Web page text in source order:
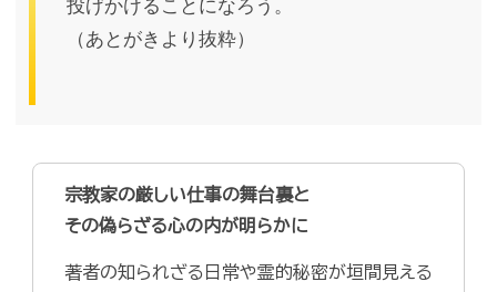
（あとがきより抜粋）
宗教家の厳しい仕事の舞台裏と
その偽らざる心の内が明らかに
著者の知られざる日常や霊的秘密が垣間見える